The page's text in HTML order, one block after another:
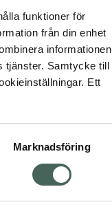
funktioner för
från din enhet
informationen
tjänster. Samtycke till
Ett
Marknadsföring